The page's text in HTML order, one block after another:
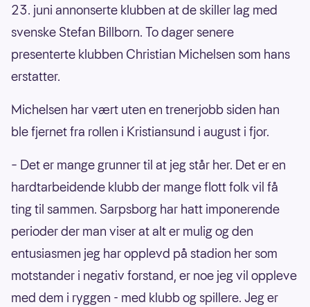
23. juni annonserte klubben at de skiller lag med
svenske Stefan Billborn. To dager senere
presenterte klubben Christian Michelsen som hans
erstatter.
Michelsen har vært uten en trenerjobb siden han
ble fjernet fra rollen i Kristiansund i august i fjor.
– Det er mange grunner til at jeg står her. Det er en
hardtarbeidende klubb der mange flott folk vil få
ting til sammen. Sarpsborg har hatt imponerende
perioder der man viser at alt er mulig og den
entusiasmen jeg har opplevd på stadion her som
motstander i negativ forstand, er noe jeg vil oppleve
med dem i ryggen - med klubb og spillere. Jeg er